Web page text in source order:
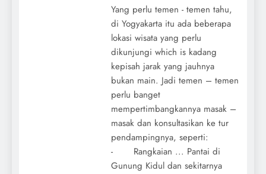
Yang perlu temen - temen tahu,
di Yogyakarta itu ada beberapa
lokasi wisata yang perlu
dikunjungi which is kadang
kepisah jarak yang jauhnya
bukan main. Jadi temen – temen
perlu banget
mempertimbangkannya masak –
masak dan konsultasikan ke tur
pendampingnya, seperti:
- Rangkaian ... Pantai di
Gunung Kidul dan sekitarnya